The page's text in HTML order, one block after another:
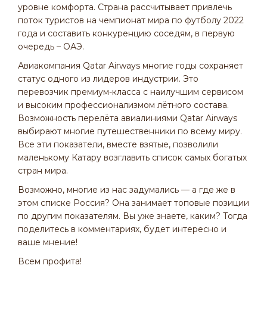
уровне комфорта. Страна рассчитывает привлечь
поток туристов на чемпионат мира по футболу 2022
года и составить конкуренцию соседям, в первую
очередь – ОАЭ.
Авиакомпания Qatar Airways многие годы сохраняет
статус одного из лидеров индустрии. Это
перевозчик премиум-класса с наилучшим сервисом
и высоким профессионализмом лётного состава.
Возможность перелёта авиалиниями Qatar Airways
выбирают многие путешественники по всему миру.
Все эти показатели, вместе взятые, позволили
маленькому Катару возглавить список самых богатых
стран мира.
Возможно, многие из нас задумались — а где же в
этом списке Россия? Она занимает топовые позиции
по другим показателям. Вы уже знаете, каким? Тогда
поделитесь в комментариях, будет интересно и
ваше мнение!
Всем профита!